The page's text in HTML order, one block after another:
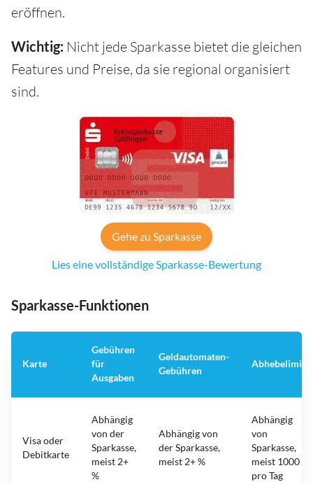
eröffnen.
Wichtig: Nicht jede Sparkasse bietet die gleichen
Features und Preise, da sie regional organisiert
sind.
Gehe zu Sparkasse
Lies eine vollständige Sparkasse-Bewertung
Sparkasse-Funktionen
Karte
Gebühren
für
Ausgaben
Geldautomaten-
Gebühren
Abhebelimit
Visa oder
Debitkarte
Abhängig
von der
Sparkasse,
meist 2+
%
Abhängig von
der Sparkasse,
meist 2+ %
Abhängig
von
Sparkasse,
meist 1000
pro Tag